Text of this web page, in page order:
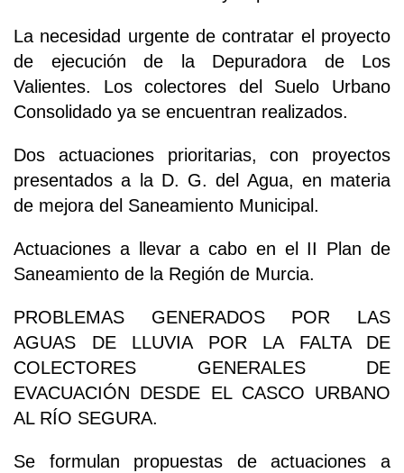
La necesidad urgente de contratar el proyecto
de ejecución de la Depuradora de Los
Valientes. Los colectores del Suelo Urbano
Consolidado ya se encuentran realizados.
Dos actuaciones prioritarias, con proyectos
presentados a la D. G. del Agua, en materia
de mejora del Saneamiento Municipal.
Actuaciones a llevar a cabo en el II Plan de
Saneamiento de la Región de Murcia.
PROBLEMAS GENERADOS POR LAS
AGUAS DE LLUVIA POR LA FALTA DE
COLECTORES GENERALES DE
EVACUACIÓN DESDE EL CASCO URBANO
AL RÍO SEGURA.
Se formulan propuestas de actuaciones a